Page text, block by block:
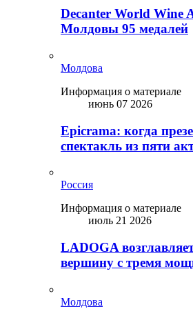
Decanter World Wine
Молдовы 95 медалей
Молдова
Информация о материале
июнь 07 2026
Epicrama: когда
спектакль из пяти
Россия
Информация о материале
июль 21 2026
LADOGA
вершину с тремя
Молдова